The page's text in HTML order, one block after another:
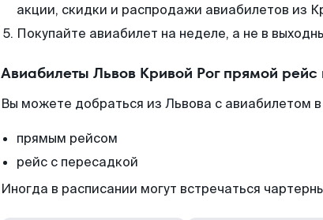
акции, скидки и распродажи авиабилетов из
Покупайте авиабилет на неделе, а не в
Авиабилеты Львов Кривой Рог прямой
Вы можете добраться из Львова с авиабилетом
прямым рейсом
рейс с пересадкой
Иногда в расписании могут встречаться